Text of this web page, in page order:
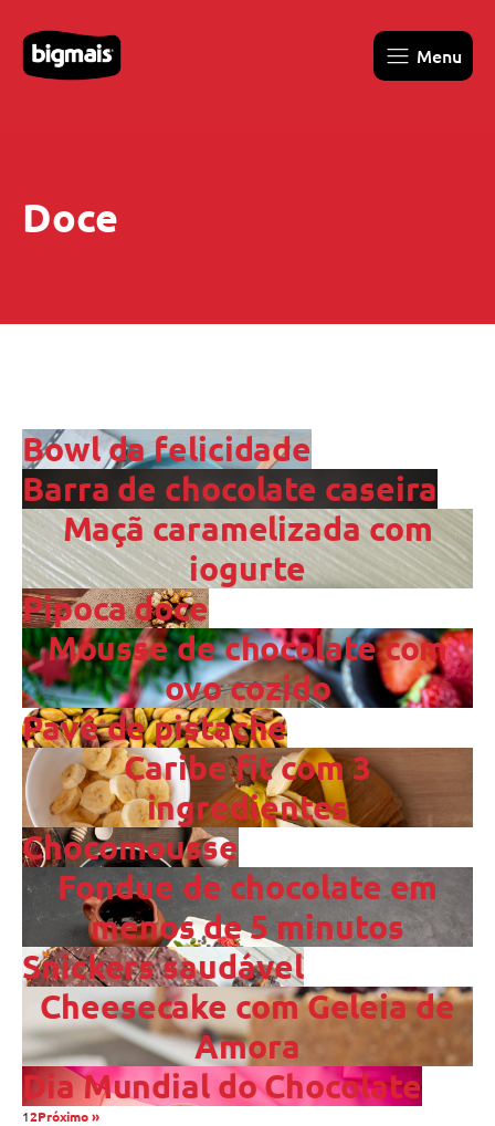
Menu
Doce
Bowl da felicidade
Barra de chocolate caseira
Maçã caramelizada com
iogurte
Pipoca doce
Mousse de chocolate com
ovo cozido
Pavê de pistache
Caribe fit com 3
ingredientes
Chocomousse
Fondue de chocolate em
menos de 5 minutos
Snickers saudável
Cheesecake com Geleia de
Amora
Dia Mundial do Chocolate
12Próximo »